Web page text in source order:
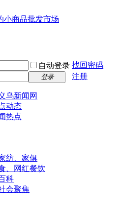
小商品批发市场
自动登录 找回密码
登录 注册
乌新闻网
动态
热点
纺、家俱
、网红餐饮
科
会聚焦